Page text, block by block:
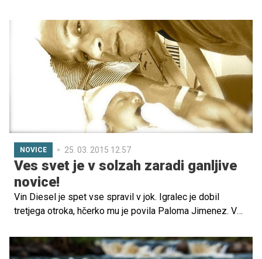
zaigral glavne tri junake in sedaj lahko rečemo, da novi
igralci niso povezani s starimi, filmskimi.
NOVICE 25. 03. 2015 12.57
Ves svet je v solzah zaradi ganljive
novice!
Vin Diesel je spet vse spravil v jok. Igralec je dobil
tretjega otroka, hčerko mu je povila Paloma Jimenez. V
Walkerju.